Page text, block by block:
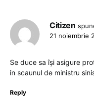
Citizen
21 noiembrie
Se duce sa își asigure
in scaunul de ministru
Reply